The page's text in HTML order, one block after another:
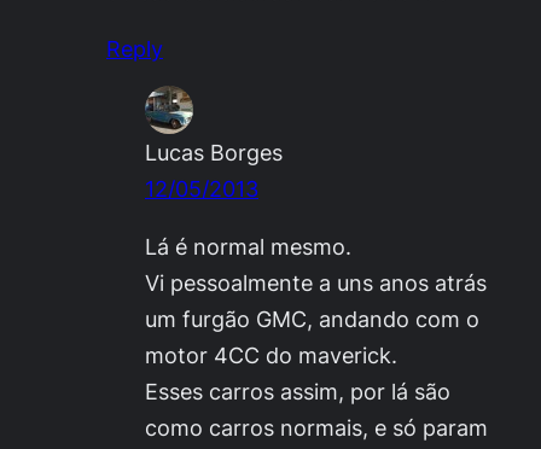
Reply
Lucas Borges
12/05/2013
Lá é normal mesmo.
Vi pessoalmente a uns anos atrás
um furgão GMC, andando com o
motor 4CC do maverick.
Esses carros assim, por lá são
como carros normais, e só param